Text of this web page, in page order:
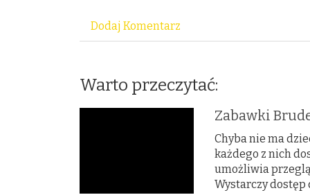
Dodaj Komentarz
Warto przeczytać:
Zabawki
Chyba nie ma
każdego z nich
umożliwia
Wystarczy